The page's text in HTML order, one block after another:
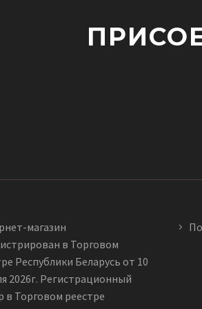
магазин
в Торговом
Республики Беларусь от 10
2026г. Регистрационный
в Торговом реестре